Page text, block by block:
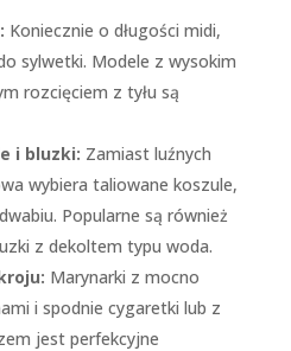
Koniecznie o długości midi,
sylwetki. Modele z wysokim
rozcięciem z tyłu są
i bluzki: Zamiast luźnych
wybiera taliowane koszule,
Popularne są również
z dekoltem typu woda.
Marynarki z mocno
i spodnie cygaretki lub z
jest perfekcyjne